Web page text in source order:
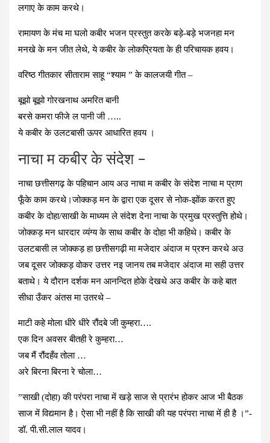
लगाए के काम करथे।
रामायण के मंच मा घलो कबीर भजन प्रस्तुत करके बड़े-बड़े भजनहा मन
मनखे के मन जीत लेथे, ये कबीर के लोकप्रियता के ही परिचायक हवय।
वरिष्ठ गीतकार सीताराम साहू “श्याम ” के कालजयी गीत –
बूझो बूझो गोरखनाथ अमरित बानी
बरसे कमरा फीजे ल पानी जी …..
ये कबीर के उलटबासी ऊपर आधारित हवय ।
नाचा म कबीर के संदेश –
नाचा छत्तीसगढ़ के पहिचान आय अउ नाचा म कबीर के संदेश नाचा म प्राण
फूँके काम करथे।जोक्कड़ मन के द्वारा एक दूसर से नोक-झोंक करत हुए
कबीर के दोहा/साखी के माध्यम ले संदेश देना नाचा के प्रमुख प्रस्तुत्ति होथे।
जोक्कड़ मन धारदार व्यंग्य के साथ कबीर के दोहा भी कहिथे। कबीर के
उलटबासी ल जोक्कड़ हा छत्तीसगढ़ी मा मजेदार अंदाज म प्रश्न करथे अउ
जब दूसर जोक्कड़ वोकर उत्तर नइ जानय तब मजेदार अंदाज मा सही उत्तर
बताथे। ये दौरान दर्शक मन आनन्दित होके देखथे अउ कबीर के कहे बात
सीधा उँकर अंतस मा उतरथे –
माटी कहे मोला धीरे धीरे रौंदबे जी कुम्हरा….
एक दिन अवसर बीतही रे कुम्हरा…
जब मैं रौंदहँव तोला …
अरे बिरना बिरना रे चोला…
”साखी (दोहा) की परंपरा नाचा में खड़े साज से प्रारंभ होकर आज भी बैठक
साज में विद्यमान है। ऐसा भी नहीं है कि साखी की यह परंपरा नाचा में ही है ।”-
डॉ. पी.सी.लाल यादव।